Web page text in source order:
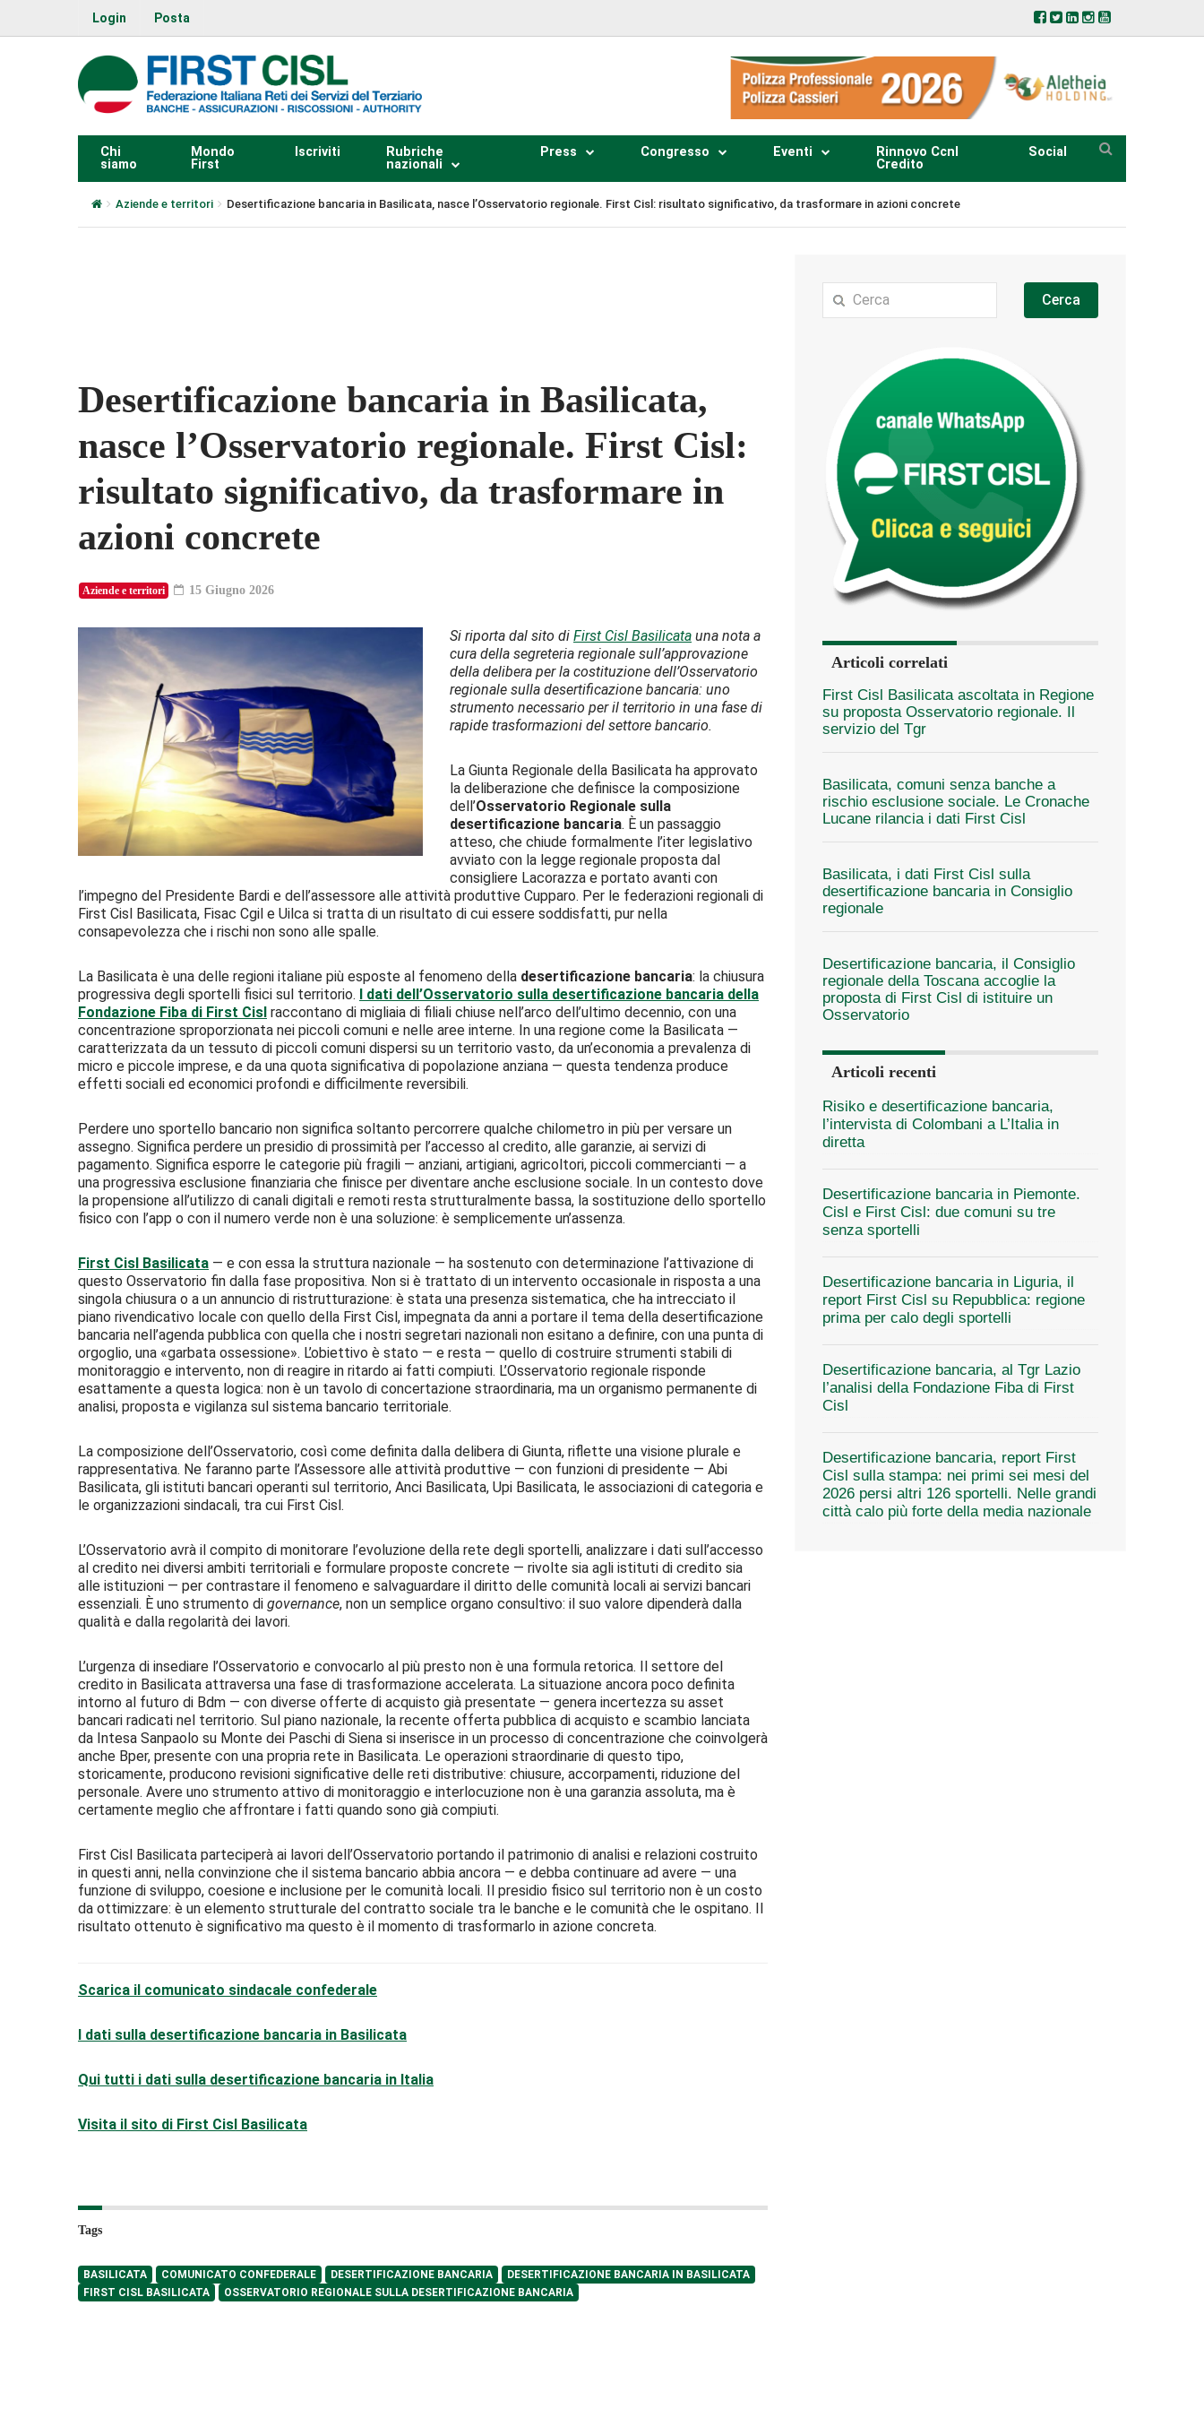
Login Posta
Chi
siamo
Mondo
First
Iscriviti
Rubriche
nazionali
Press Congresso Eventi
Rinnovo Ccnl
Credito
Social
Aziende e territori Desertificazione bancaria in Basilicata, nasce l’Osservatorio regionale. First Cisl: risultato significativo, da trasformare in azioni concrete
Desertificazione bancaria in Basilicata,
nasce l’Osservatorio regionale. First Cisl:
risultato significativo, da trasformare in
azioni concrete
Aziende e territori 15 Giugno 2026
Si riporta dal sito di First Cisl Basilicata una nota a
cura della segreteria regionale sull’approvazione
della delibera per la costituzione dell’Osservatorio
regionale sulla desertificazione bancaria: uno
strumento necessario per il territorio in una fase di
rapide trasformazioni del settore bancario.
La Giunta Regionale della Basilicata ha approvato
la deliberazione che definisce la composizione
dell’Osservatorio Regionale sulla
desertificazione bancaria. È un passaggio
atteso, che chiude formalmente l’iter legislativo
avviato con la legge regionale proposta dal
consigliere Lacorazza e portato avanti con
l’impegno del Presidente Bardi e dell’assessore alle attività produttive Cupparo. Per le federazioni regionali di
First Cisl Basilicata, Fisac Cgil e Uilca si tratta di un risultato di cui essere soddisfatti, pur nella
consapevolezza che i rischi non sono alle spalle.
La Basilicata è una delle regioni italiane più esposte al fenomeno della desertificazione bancaria: la chiusura
progressiva degli sportelli fisici sul territorio. I dati dell’Osservatorio sulla desertificazione bancaria della
Fondazione Fiba di First Cisl raccontano di migliaia di filiali chiuse nell’arco dell’ultimo decennio, con una
concentrazione sproporzionata nei piccoli comuni e nelle aree interne. In una regione come la Basilicata —
caratterizzata da un tessuto di piccoli comuni dispersi su un territorio vasto, da un’economia a prevalenza di
micro e piccole imprese, e da una quota significativa di popolazione anziana — questa tendenza produce
effetti sociali ed economici profondi e difficilmente reversibili.
Perdere uno sportello bancario non significa soltanto percorrere qualche chilometro in più per versare un
assegno. Significa perdere un presidio di prossimità per l’accesso al credito, alle garanzie, ai servizi di
pagamento. Significa esporre le categorie più fragili — anziani, artigiani, agricoltori, piccoli commercianti — a
una progressiva esclusione finanziaria che finisce per diventare anche esclusione sociale. In un contesto dove
la propensione all’utilizzo di canali digitali e remoti resta strutturalmente bassa, la sostituzione dello sportello
fisico con l’app o con il numero verde non è una soluzione: è semplicemente un’assenza.
First Cisl Basilicata — e con essa la struttura nazionale — ha sostenuto con determinazione l’attivazione di
questo Osservatorio fin dalla fase propositiva. Non si è trattato di un intervento occasionale in risposta a una
singola chiusura o a un annuncio di ristrutturazione: è stata una presenza sistematica, che ha intrecciato il
piano rivendicativo locale con quello della First Cisl, impegnata da anni a portare il tema della desertificazione
bancaria nell’agenda pubblica con quella che i nostri segretari nazionali non esitano a definire, con una punta di
orgoglio, una «garbata ossessione». L’obiettivo è stato — e resta — quello di costruire strumenti stabili di
monitoraggio e intervento, non di reagire in ritardo ai fatti compiuti. L’Osservatorio regionale risponde
esattamente a questa logica: non è un tavolo di concertazione straordinaria, ma un organismo permanente di
analisi, proposta e vigilanza sul sistema bancario territoriale.
La composizione dell’Osservatorio, così come definita dalla delibera di Giunta, riflette una visione plurale e
rappresentativa. Ne faranno parte l’Assessore alle attività produttive — con funzioni di presidente — Abi
Basilicata, gli istituti bancari operanti sul territorio, Anci Basilicata, Upi Basilicata, le associazioni di categoria e
le organizzazioni sindacali, tra cui First Cisl.
L’Osservatorio avrà il compito di monitorare l’evoluzione della rete degli sportelli, analizzare i dati sull’accesso
al credito nei diversi ambiti territoriali e formulare proposte concrete — rivolte sia agli istituti di credito sia
alle istituzioni — per contrastare il fenomeno e salvaguardare il diritto delle comunità locali ai servizi bancari
essenziali. È uno strumento di governance, non un semplice organo consultivo: il suo valore dipenderà dalla
qualità e dalla regolarità dei lavori.
L’urgenza di insediare l’Osservatorio e convocarlo al più presto non è una formula retorica. Il settore del
credito in Basilicata attraversa una fase di trasformazione accelerata. La situazione ancora poco definita
intorno al futuro di Bdm — con diverse offerte di acquisto già presentate — genera incertezza su asset
bancari radicati nel territorio. Sul piano nazionale, la recente offerta pubblica di acquisto e scambio lanciata
da Intesa Sanpaolo su Monte dei Paschi di Siena si inserisce in un processo di concentrazione che coinvolgerà
anche Bper, presente con una propria rete in Basilicata. Le operazioni straordinarie di questo tipo,
storicamente, producono revisioni significative delle reti distributive: chiusure, accorpamenti, riduzione del
personale. Avere uno strumento attivo di monitoraggio e interlocuzione non è una garanzia assoluta, ma è
certamente meglio che affrontare i fatti quando sono già compiuti.
First Cisl Basilicata parteciperà ai lavori dell’Osservatorio portando il patrimonio di analisi e relazioni costruito
in questi anni, nella convinzione che il sistema bancario abbia ancora — e debba continuare ad avere — una
funzione di sviluppo, coesione e inclusione per le comunità locali. Il presidio fisico sul territorio non è un costo
da ottimizzare: è un elemento strutturale del contratto sociale tra le banche e le comunità che le ospitano. Il
risultato ottenuto è significativo ma questo è il momento di trasformarlo in azione concreta.
Scarica il comunicato sindacale confederale
I dati sulla desertificazione bancaria in Basilicata
Qui tutti i dati sulla desertificazione bancaria in Italia
Visita il sito di First Cisl Basilicata
Tags
BASILICATA COMUNICATO CONFEDERALE DESERTIFICAZIONE BANCARIA
DESERTIFICAZIONE BANCARIA IN BASILICATA
FIRST CISL BASILICATA
OSSERVATORIO REGIONALE SULLA DESERTIFICAZIONE BANCARIA
Cerca
Articoli correlati
First Cisl Basilicata ascoltata in Regione
su proposta Osservatorio regionale. Il
servizio del Tgr
Basilicata, comuni senza banche a
rischio esclusione sociale. Le Cronache
Lucane rilancia i dati First Cisl
Basilicata, i dati First Cisl sulla
desertificazione bancaria in Consiglio
regionale
Desertificazione bancaria, il Consiglio
regionale della Toscana accoglie la
proposta di First Cisl di istituire un
Osservatorio
Articoli recenti
Risiko e desertificazione bancaria,
l’intervista di Colombani a L’Italia in
diretta
Desertificazione bancaria in Piemonte.
Cisl e First Cisl: due comuni su tre
senza sportelli
Desertificazione bancaria in Liguria, il
report First Cisl su Repubblica: regione
prima per calo degli sportelli
Desertificazione bancaria, al Tgr Lazio
l’analisi della Fondazione Fiba di First
Cisl
Desertificazione bancaria, report First
Cisl sulla stampa: nei primi sei mesi del
2026 persi altri 126 sportelli. Nelle grandi
città calo più forte della media nazionale